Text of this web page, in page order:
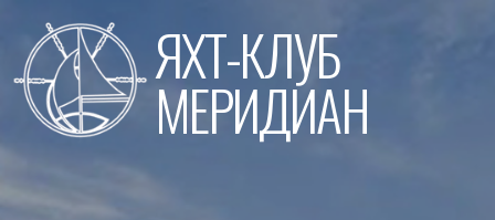
к
содержимому
ЯХТ-КЛУБ
МЕРИДИАН